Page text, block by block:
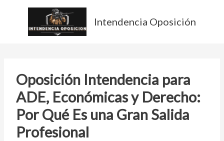
contenido
Intendencia Oposición
Oposición Intendencia para
ADE, Económicas y Derecho:
Por Qué Es una Gran Salida
Profesional